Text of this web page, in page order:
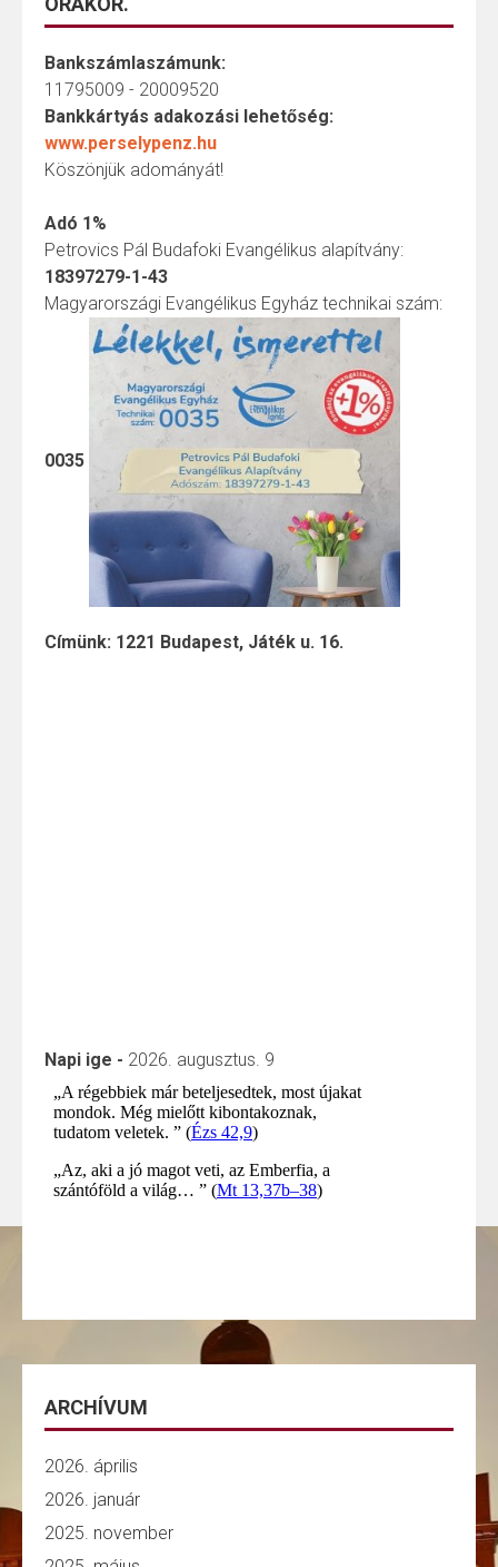
Bankszámlaszámunk:
11795009 - 20009520
Bankkártyás adakozási lehetőség:
www.perselypenz.hu
Köszönjük adományát!
Adó 1%
Petrovics Pál Budafoki Evangélikus alapítvány:
18397279-1-43
Magyarországi Evangélikus Egyház technikai szám:
0035
Címünk: 1221 Budapest, Játék u. 16.
Napi ige - 2026. augusztus. 9
ARCHÍVUM
2026. április
2026. január
2025. november